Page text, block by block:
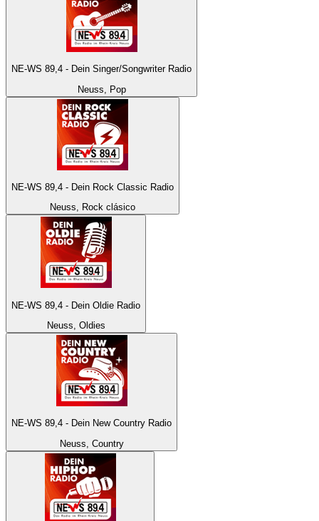
NE-WS 89,4 - Dein Singer/Songwriter Radio
Neuss, Pop
NE-WS 89,4 - Dein Rock Classic Radio
Neuss, Rock clásico
NE-WS 89,4 - Dein Oldie Radio
Neuss, Oldies
NE-WS 89,4 - Dein New Country Radio
Neuss, Country